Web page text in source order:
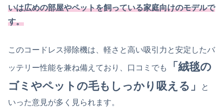
いは広めの部屋やペットを飼っている家庭向けのモデルで
す。
このコードレス掃除機は、軽さと高い吸引力と安定したバ
ッテリー性能を兼ね備えており、口コミでも
「絨毯の
ゴミやペットの毛もしっかり吸える」
と
いった意見が多く見られます。